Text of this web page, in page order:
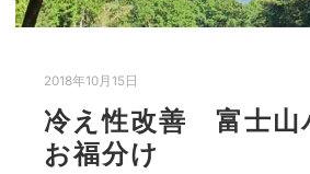
2018年10月15日
冷え性改善 富士山
お福分け